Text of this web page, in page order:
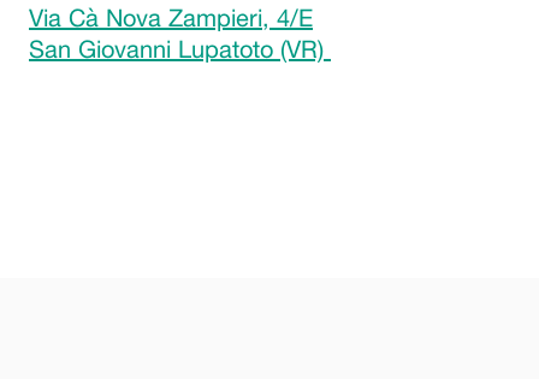
Via Cà Nova Zampieri, 4/E
San Giovanni Lupatoto (VR)